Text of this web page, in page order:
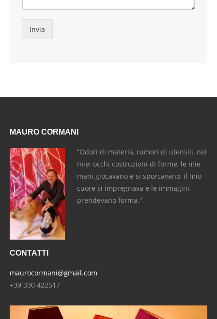
Invia
MAURO CORMANI
“Odori di materia, rumori di utensili, nei
miei occhi costruzioni di forme, le mie
mani giocavano e si sporcavano, il mio
cuore si impregnava e le immagini
prendevano forma.”
CONTATTI
maurocormani@gmail.com
+39 330 422517